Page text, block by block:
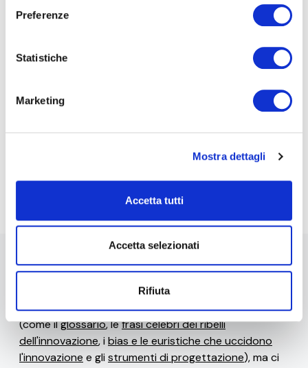
Preferenze
Statistiche
Marketing
Mostra dettagli
Accetta tutti
Accetta selezionati
Rifiuta
e-Mail*
Regolamento UE 2016/679 – GDPR. Esprimo il
consenso al trattamento dati per finalità B), attività
trattamento dei dati personali.
Stai navigando la versione beta di 0-10x / Innovation
Ad oggi sono disponibili solo alcunerisorse gratuite
(come ilglossario, lefrasi celebri dei ribelli
dell'innovazione, i bias e le euristiche che uccidono
l'innovazione e gli strumenti di progettazione), ma ci